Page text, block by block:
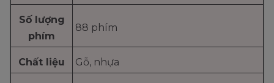
Số lượng
phím
88 phím
Chất liệu Gỗ, nhựa